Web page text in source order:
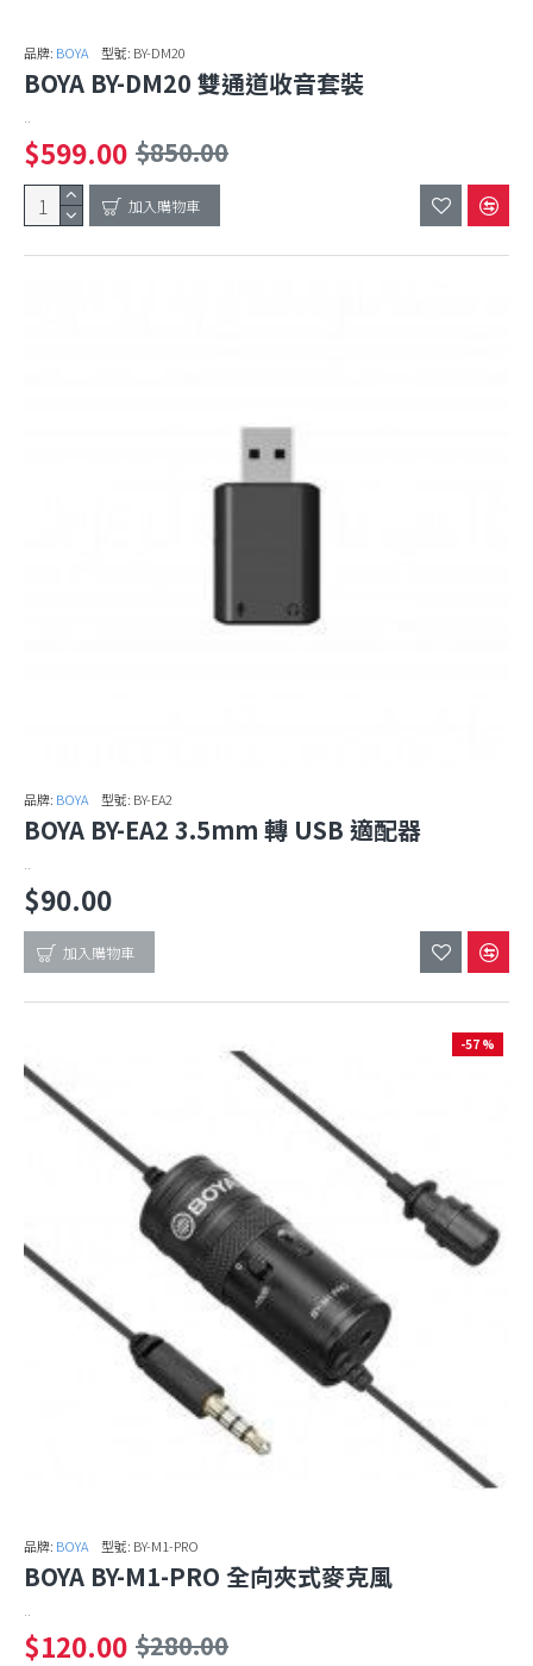
品牌: BOYA 型號: BY-DM20
BOYA BY-DM20 雙通道收音套裝
..
$599.00 $850.00
加入購物車
品牌: BOYA 型號: BY-EA2
BOYA BY-EA2 3.5mm 轉 USB 適配器
..
$90.00
加入購物車
-57 %
品牌: BOYA 型號: BY-M1-PRO
BOYA BY-M1-PRO 全向夾式麥克風
..
$120.00 $280.00